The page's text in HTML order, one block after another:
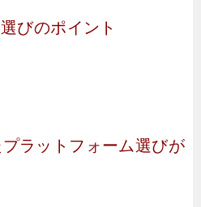
びのポイント
ラットフォーム選びが